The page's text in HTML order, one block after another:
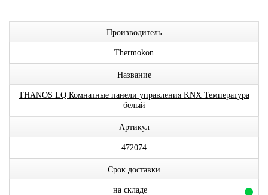
Производитель
Thermokon
Название
THANOS LQ Комнатные панели управления KNX Температура
белый
Артикул
472074
Срок доставки
на складе